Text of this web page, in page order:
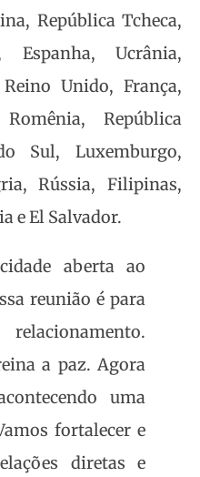
República Tcheca,
Espanha, Ucrânia,
Unido, França,
República
Sul, Luxemburgo,
Rússia, Filipinas,
e El Salvador.
aberta ao
reunião é para
a paz. Agora
uma
fortalecer e
diretas e